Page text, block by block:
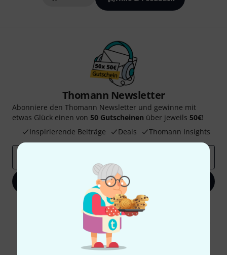
Thomann Newsletter
Abonniere den Thomann Newsletter und gewinne mit
etwas Glück einen von 50 Gutscheinen über jeweils 50€!
Inspirierende Beiträge
Deals Thomann Insights
Jetzt anmelden
Mit Klick auf „Jetzt anmelden“ stimmen Sie dem Erhalt von E-Mail-
Werbung und einer Messung des E-Mail-Nutzungsverhaltens zu. Die
Abmeldung ist jederzeit möglich. Weitere Informationen finden Sie in
unseren
Datenschutzhinweisen
* Pflichtfeld